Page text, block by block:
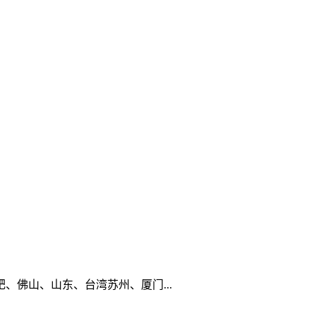
佛山、山东、台湾苏州、厦门...